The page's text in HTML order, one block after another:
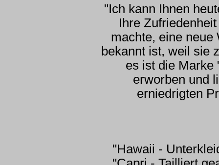
"Ich kann Ihnen
Ihre
machte, eine
bekannt ist, weil sie
es ist die Marke
erworben und
erniedrigten
"Hawaii -